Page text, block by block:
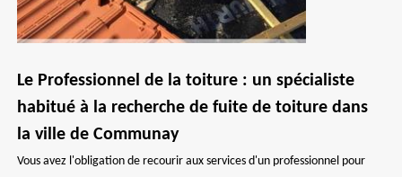
Le Professionnel de la toiture : un spécialiste
habitué à la recherche de fuite de toiture dans
la ville de Communay
Vous avez l'obligation de recourir aux services d'un professionnel pour